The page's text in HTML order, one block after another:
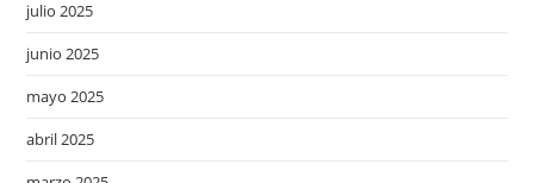
julio 2025
junio 2025
mayo 2025
abril 2025